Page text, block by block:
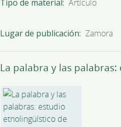
Tipo de material Artículo
Lugar de publicación Zamora
La palabra y las